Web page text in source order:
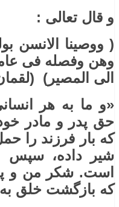
و قال تعالی :
( ووصینا الانسن
وهن وفصله فی
الی المصیر) (لقمان
«و ما به هر
حق پدر و مادر
که بار فرزند را
شیر داده، سپس
است. شکر من و
که بازگشت خلق